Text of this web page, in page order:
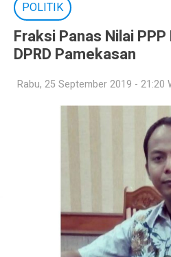
POLITIK
Fraksi Panas Nilai
DPRD Pamekasan
Rabu, 25 September 2019 - 21:20